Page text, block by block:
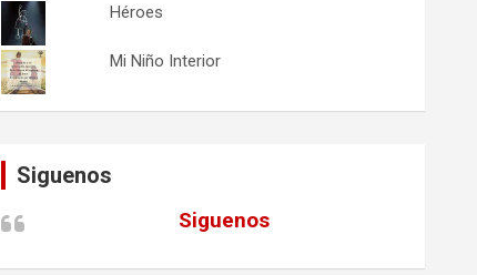
Héroes
Mi Niño Interior
Siguenos
Siguenos